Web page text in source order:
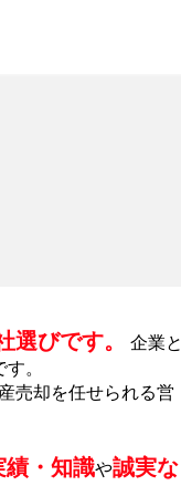
びです。
企業と
。
売却を任せられる営
績・知識や誠実な